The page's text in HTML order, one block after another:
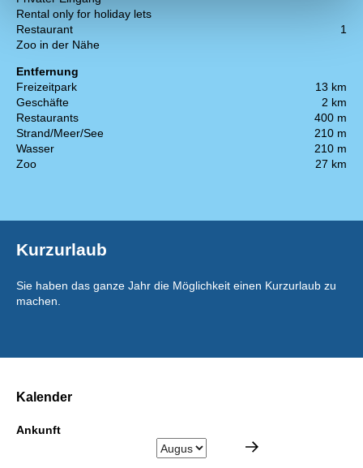
Rental only for holiday lets
Restaurant
1
Zoo in der Nähe
Entfernung
Freizeitpark
13 km
Geschäfte
2 km
Restaurants
400 m
Strand/Meer/See
210 m
Wasser
210 m
Zoo
27 km
Kurzurlaub
Sie haben das ganze Jahr die Möglichkeit einen Kurzurlaub zu
machen.
Kalender
Ankunft